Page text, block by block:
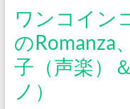
ワンコイン
のRomanza
子（声楽）
ノ）